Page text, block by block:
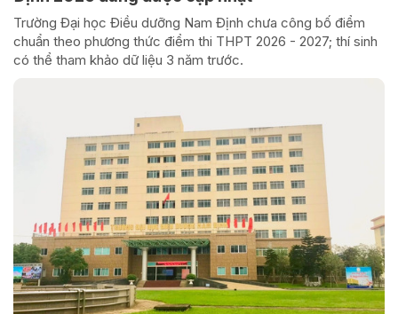
Trường Đại học Điều dưỡng Nam Định chưa công bố điểm
chuẩn theo phương thức điểm thi THPT 2026 - 2027; thí sinh
có thể tham khảo dữ liệu 3 năm trước.